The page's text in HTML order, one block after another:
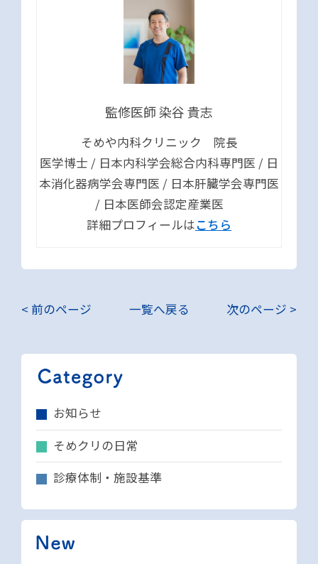
監修医師 染谷 貴志
そめや内科クリニック 院長
医学博士 / 日本内科学会総合内科専門医 / 日
本消化器病学会専門医 / 日本肝臓学会専門医
/ 日本医師会認定産業医
詳細プロフィールはこちら
< 前のページ 一覧へ戻る 次のページ >
お知らせ
そめクリの日常
診療体制・施設基準